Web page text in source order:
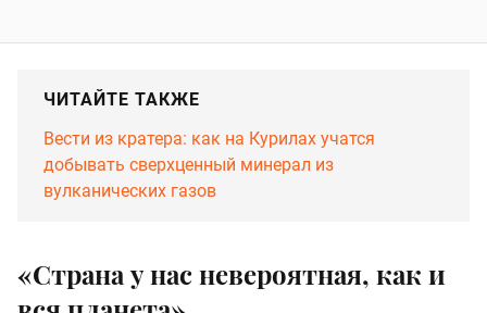
ЧИТАЙТЕ ТАКЖЕ
Вести из кратера: как на Курилах учатся
добывать сверхценный минерал из
вулканических газов
«Страна у нас невероятная, как и